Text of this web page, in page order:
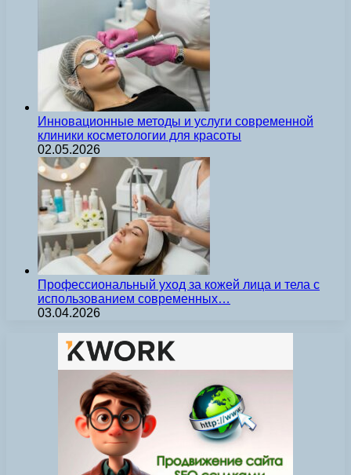
Инновационные методы и услуги современной
клиники косметологии для красоты
02.05.2026
Профессиональный уход за кожей лица и тела с
использованием современных…
03.04.2026